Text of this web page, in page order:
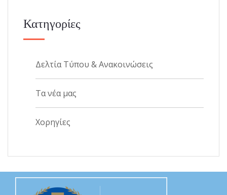
Κατηγορίες
Δελτία Τύπου & Ανακοινώσεις
Τα νέα μας
Χορηγίες